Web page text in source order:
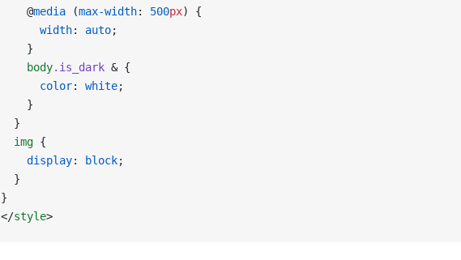
    @
media (max-width: 500px) {
      width
: auto;
    }
    body
.is_dark & {
      color
: white;
    }
  }
  img
{
    display
: block;
  }
}
</style>